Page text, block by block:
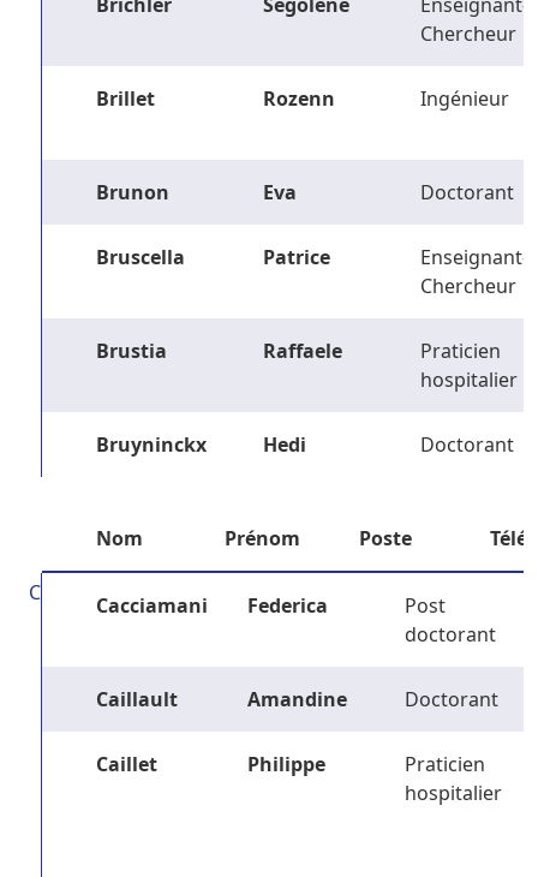
Brichler Ségolène
Enseignant-
Chercheur
Brillet Rozenn Ingénieur
Brunon Eva Doctorant
Bruscella Patrice
Enseignant-
Chercheur
Brustia Raffaele
Praticien
hospitalier
Bruyninckx Hedi Doctorant
Nom Prénom Poste
C Cacciamani Federica
Post
doctorant
Caillault Amandine Doctorant
Caillet Philippe
Praticien
hospitalier